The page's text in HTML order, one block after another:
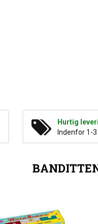
Hurtig
Indenfor 1-